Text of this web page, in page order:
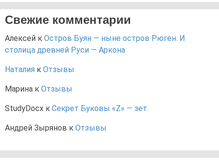
Свежие комментарии
Алексей к Остров Буян — ныне остров Рюген. И
столица древней Руси — Аркона
Наталия к Отзывы
Марина к Отзывы
StudyDocx к Секрет Буковы «Z» — зет.
Андрей Зырянов к Отзывы